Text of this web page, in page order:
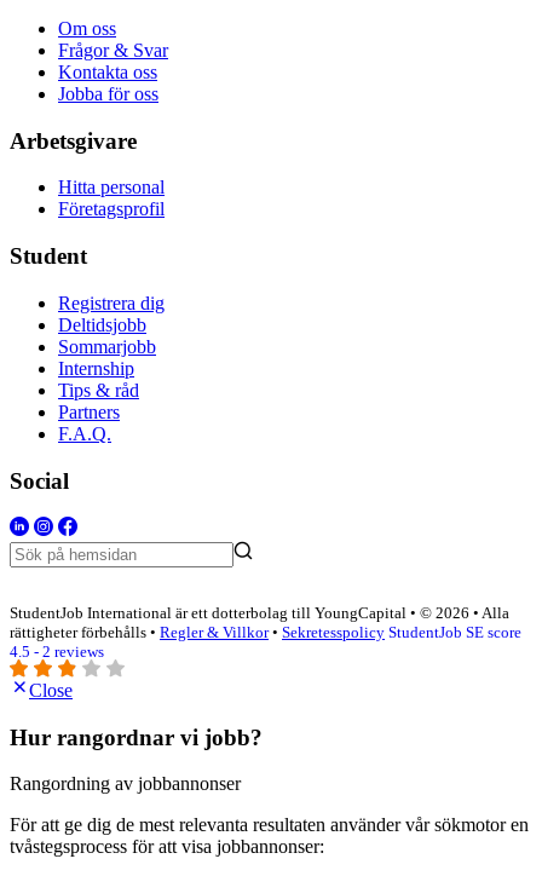
Om oss
Frågor & Svar
Kontakta oss
Jobba för oss
Arbetsgivare
Hitta personal
Företagsprofil
Student
Registrera dig
Deltidsjobb
Sommarjobb
Internship
Tips & råd
Partners
F.A.Q.
Social
StudentJob International är ett dotterbolag till YoungCapital • © 2026 • Alla
rättigheter förbehålls • Regler & Villkor• Sekretesspolicy StudentJob SE score
4.5 - 2 reviews
Close
Hur rangordnar vi jobb?
Rangordning av jobbannonser
För att ge dig de mest relevanta resultaten använder vår sökmotor en
tvåstegsprocess för att visa jobbannonser: